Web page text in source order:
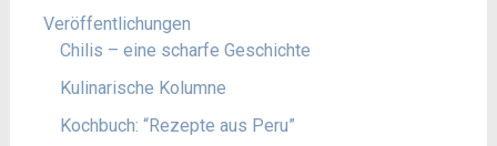
Veröffentlichungen
Chilis – eine scharfe Geschichte
Kulinarische Kolumne
Kochbuch: “Rezepte aus Peru”